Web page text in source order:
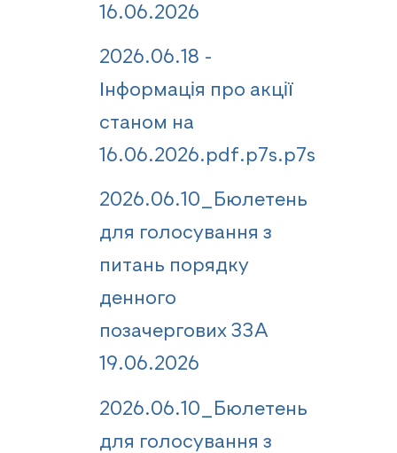
16.06.2026
2026.06.18 -
Інформація про акції
станом на
16.06.2026.pdf.p7s.p7s
2026.06.10_Бюлетень
для голосування з
питань порядку
денного
позачергових ЗЗА
19.06.2026
2026.06.10_Бюлетень
для голосування з